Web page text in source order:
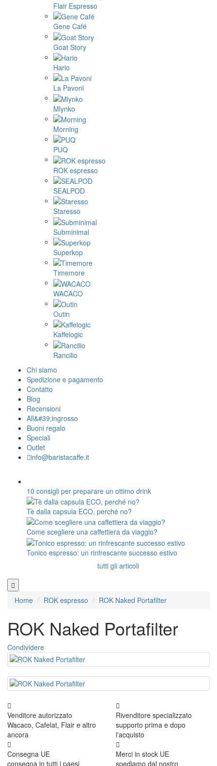
Flair Espresso
Gene Café
Goat Story
Hario
La Pavoni
Mlynko
Morning
PUQ
ROK espresso
SEALPOD
Staresso
Subminimal
Superkop
Timemore
WACACO
Outin
Kaffelogic
Rancilio
Chi siamo
Spedizione e pagamento
Contatto
Blog
Recensioni
All&#39;ingrosso
Buoni regalo
Speciali
Outlet
info@baristacaffe.it
10 consigli per preparare un ottimo drink
Tè dalla capsula ECO, perché no?
Come scegliere una caffettiera da viaggio?
Tonico espresso: un rinfrescante successo estivo
tutti gli articoli
Home ROK espresso ROK Naked Portafilter
ROK Naked Portafilter
Condividere
Venditore autorizzato
Wacaco, Cafelat, Flair e altro
ancora
Rivenditore specializzato
supporto prima e dopo
l'acquisto
Consegna UE
consegna in tutti i paesi
Merci in stock UE
spediamo dal nostro